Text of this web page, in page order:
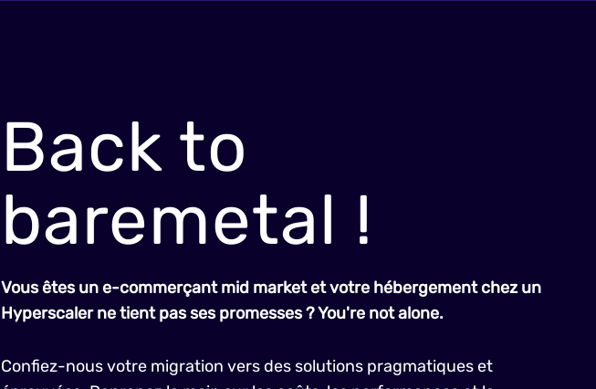
Back to
baremetal !
Vous êtes un e-commerçant mid market et votre hébergement chez un
Hyperscaler ne tient pas ses promesses ? You're not alone.
Confiez-nous votre migration vers des solutions pragmatiques et